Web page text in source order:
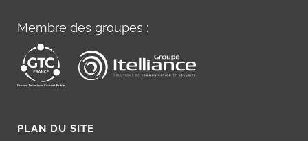
Membre des groupes :
PLAN DU SITE